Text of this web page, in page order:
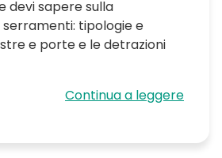
devi sapere sulla
serramenti: tipologie e
e porte e le detrazioni
Continua a leggere